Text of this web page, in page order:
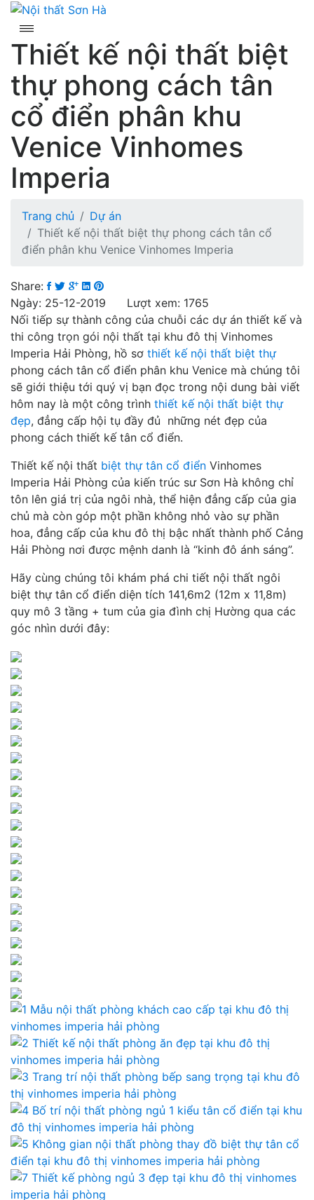
Skip
content
Thiết kế nội thất biệt
thự phong cách tân
cổ điển phân khu
Venice Vinhomes
Imperia
Trang chủ
Dự án
Thiết kế nội thất biệt thự phong cách tân cổ
điển phân khu Venice Vinhomes Imperia
Share:
Ngày: 25-12-2019 Lượt xem: 1765
Nối tiếp sự thành công của chuỗi các dự án thiết kế và
thi công trọn gói nội thất tại khu đô thị Vinhomes
Imperia Hải Phòng, hồ sơ thiết kế nội thất biệt thự
phong cách tân cổ điển phân khu Venice mà chúng tôi
sẽ giới thiệu tới quý vị bạn đọc trong nội dung bài viết
hôm nay là một công trình thiết kế nội thất biệt thự
đẹp, đẳng cấp hội tụ đầy đủ những nét đẹp của
phong cách thiết kế tân cổ điển.
Thiết kế nội thất biệt thự tân cổ điển Vinhomes
Imperia Hải Phòng của kiến trúc sư Sơn Hà không chỉ
tôn lên giá trị của ngôi nhà, thể hiện đẳng cấp của gia
chủ mà còn góp một phần không nhỏ vào sự phần
hoa, đẳng cấp của khu đô thị bậc nhất thành phố Cảng
Hải Phòng nơi được mệnh danh là “kinh đô ánh sáng”.
Hãy cùng chúng tôi khám phá chi tiết nội thất ngôi
biệt thự tân cổ điển diện tích 141,6m2 (12m x 11,8m)
quy mô 3 tầng + tum của gia đình chị Hường qua các
góc nhìn dưới đây: